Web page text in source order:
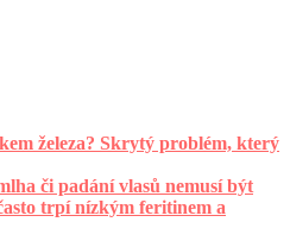
železa? Skrytý problém, který
či padání vlasů nemusí být
trpí nízkým feritinem a